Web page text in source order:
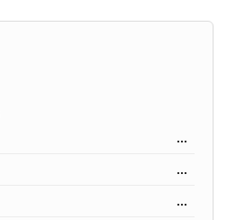
...
...
...